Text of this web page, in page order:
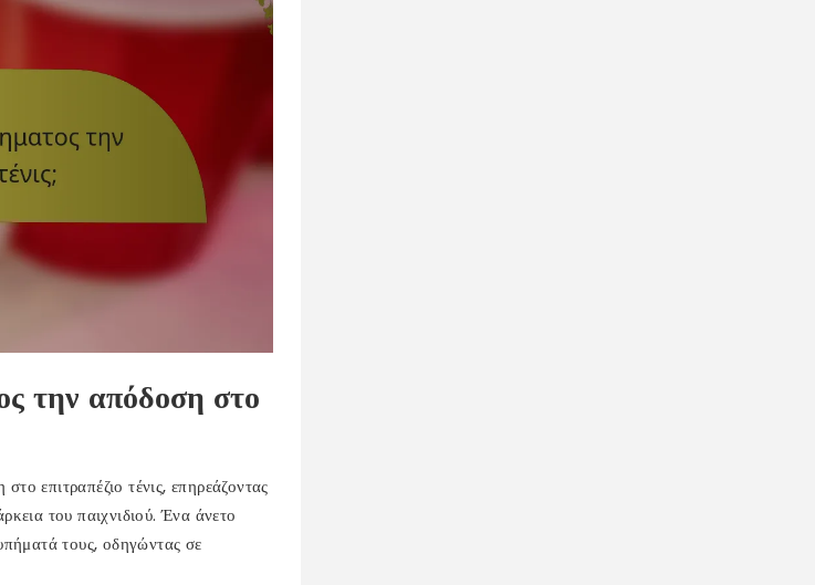
την απόδοση στο
επιτραπέζιο τένις, επηρεάζοντας
του παιχνιδιού. Ένα άνετο
τους, οδηγώντας σε